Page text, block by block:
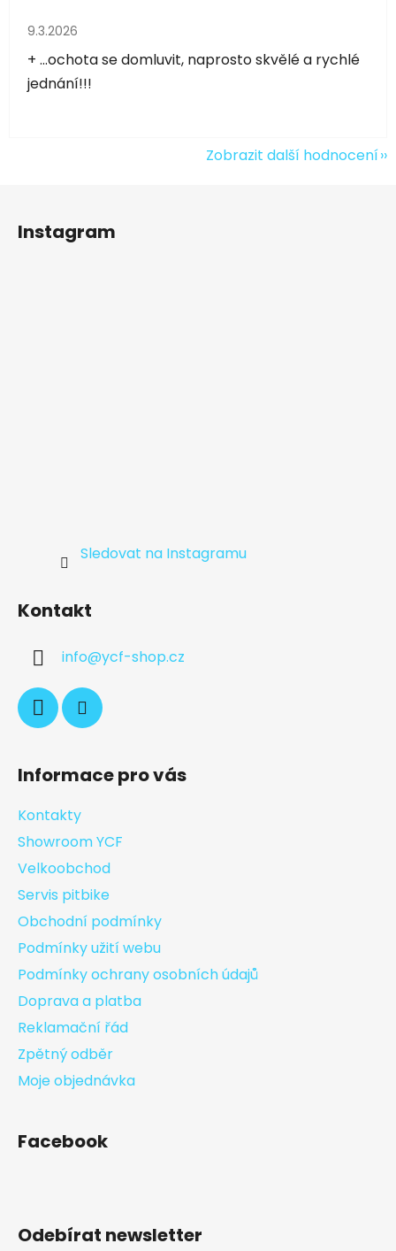
Hodnocení obchodu je 5 z 5 hvězdiček.
9.3.2026
+ ...ochota se domluvit, naprosto skvělé a rychlé
jednání!!!
Zobrazit další hodnocení
Instagram
Sledovat na Instagramu
Kontakt
info@ycf-shop.cz
Informace pro vás
Kontakty
Showroom YCF
Velkoobchod
Servis pitbike
Obchodní podmínky
Podmínky užití webu
Podmínky ochrany osobních údajů
Doprava a platba
Reklamační řád
Zpětný odběr
Moje objednávka
Facebook
Odebírat newsletter